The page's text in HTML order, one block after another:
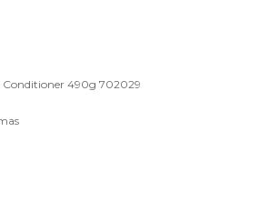
Conditioner 490g 702029